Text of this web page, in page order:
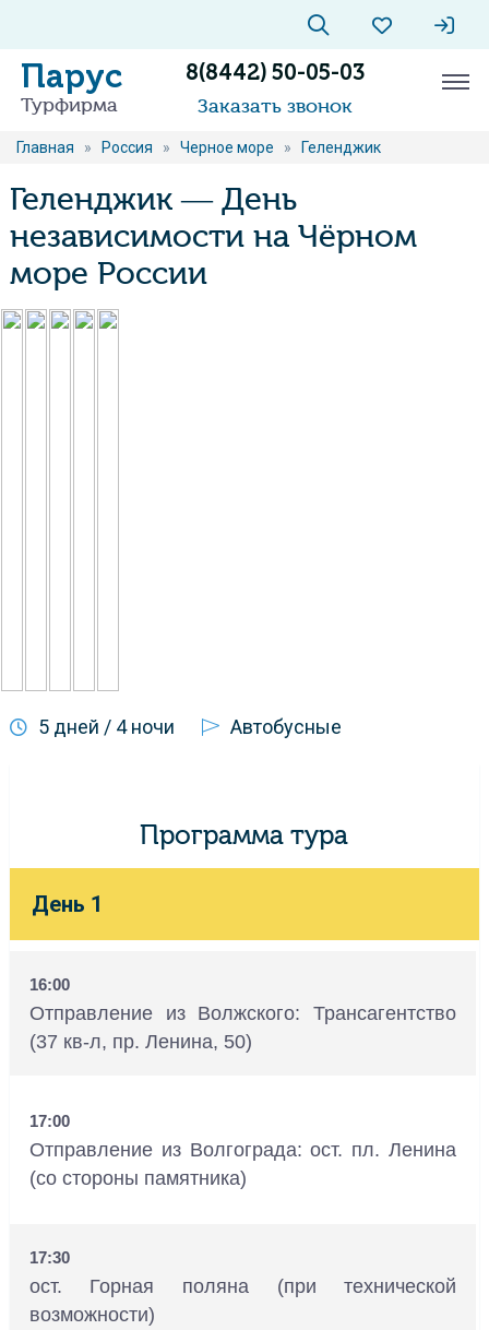
Парус
Турфирма
8(8442) 50-05-03
Заказать звонок
Главная » Россия » Черное море » Геленджик
Геленджик — День
независимости на Чёрном
море России
5 дней / 4 ночи Автобусные
Программа тура
День 1
16:00
Отправление из Волжского: Трансагентство
(37 кв-л, пр. Ленина, 50)
17:00
Отправление из Волгограда: ост. пл. Ленина
(со стороны памятника)
17:30
ост. Горная поляна (при технической
возможности)